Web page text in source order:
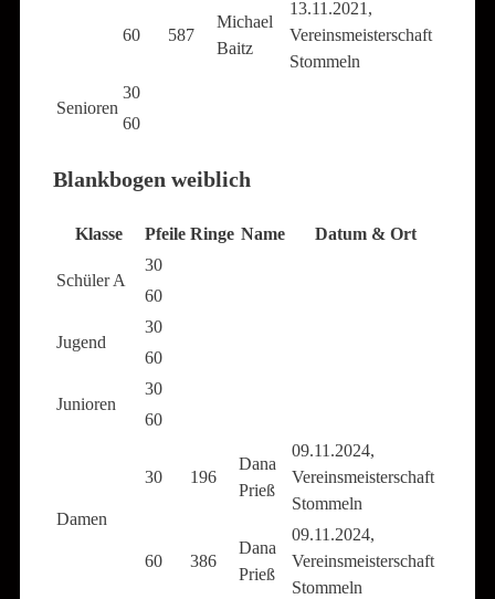
60 587
Michael
Baitz
13.11.2021,
Vereinsmeisterschaft
Stommeln
Senioren
30
60
Blankbogen weiblich
Klasse Pfeile Ringe Name Datum & Ort
Schüler A
30
60
Jugend
30
60
Junioren
30
60
Damen
30 196
Dana
Prieß
09.11.2024,
Vereinsmeisterschaft
Stommeln
60 386
Dana
Prieß
09.11.2024,
Vereinsmeisterschaft
Stommeln